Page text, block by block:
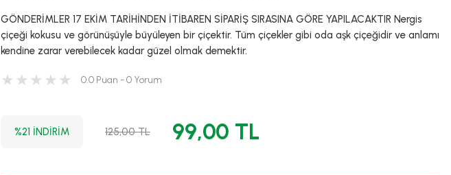
GÖNDERİMLER 17 EKİM TARİHİNDEN İTİBAREN SİPARİŞ SIRASINA GÖRE YAPILACAKTIR Nergis
çiçeği kokusu ve görünüşüyle büyüleyen bir çiçektir. Tüm çiçekler gibi oda aşk çiçeğidir ve anlamı
kendine zarar verebilecek kadar güzel olmak demektir.
0.0 Puan - 0 Yorum
%21 İNDİRİM 125,00 TL 99,00 TL